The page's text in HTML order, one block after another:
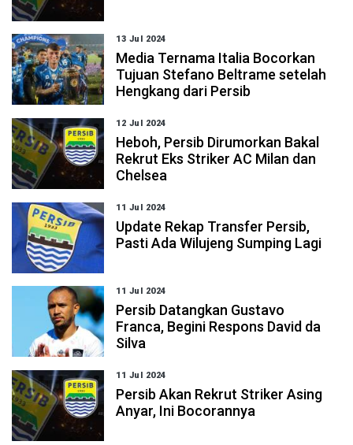
13 Jul 2024
Media Ternama Italia Bocorkan
Tujuan Stefano Beltrame setelah
Hengkang dari Persib
12 Jul 2024
Heboh, Persib Dirumorkan Bakal
Rekrut Eks Striker AC Milan dan
Chelsea
11 Jul 2024
Update Rekap Transfer Persib,
Pasti Ada Wilujeng Sumping Lagi
11 Jul 2024
Persib Datangkan Gustavo
Franca, Begini Respons David da
Silva
11 Jul 2024
Persib Akan Rekrut Striker Asing
Anyar, Ini Bocorannya